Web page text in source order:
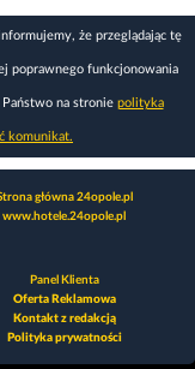
że przeglądając tę
poprawnego funkcjonowania
na stronie polityka
komunikat.
główna 24opole.pl
www.hotele.24opole.pl
Panel Klienta
Oferta Reklamowa
Kontakt z redakcją
Polityka prywatności